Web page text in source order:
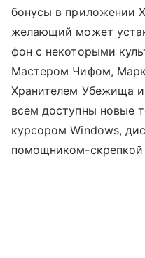
бонусы в приложении
желающий может
фон с некоторыми
Мастером Чифом,
Хранителем Убежища
всем доступны новые
курсором Windows,
помощником-скрепкой